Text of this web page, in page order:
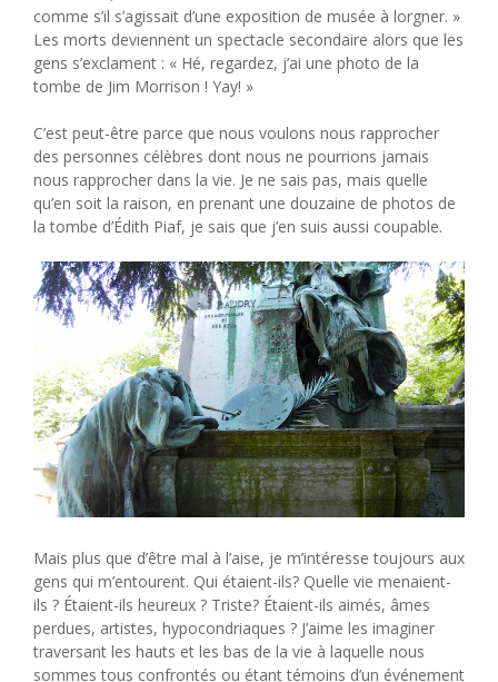
comme s’il s’agissait d’une exposition de musée à lorgner. »
Les morts deviennent un spectacle secondaire alors que les
gens s’exclament : « Hé, regardez, j’ai une photo de la
tombe de Jim Morrison ! Yay! »
C’est peut-être parce que nous voulons nous rapprocher
des personnes célèbres dont nous ne pourrions jamais
nous rapprocher dans la vie. Je ne sais pas, mais quelle
qu’en soit la raison, en prenant une douzaine de photos de
la tombe d’Édith Piaf, je sais que j’en suis aussi coupable.
Mais plus que d’être mal à l’aise, je m’intéresse toujours aux
gens qui m’entourent. Qui étaient-ils? Quelle vie menaient-
ils ? Étaient-ils heureux ? Triste? Étaient-ils aimés, âmes
perdues, artistes, hypocondriaques ? J’aime les imaginer
traversant les hauts et les bas de la vie à laquelle nous
sommes tous confrontés ou étant témoins d’un événement